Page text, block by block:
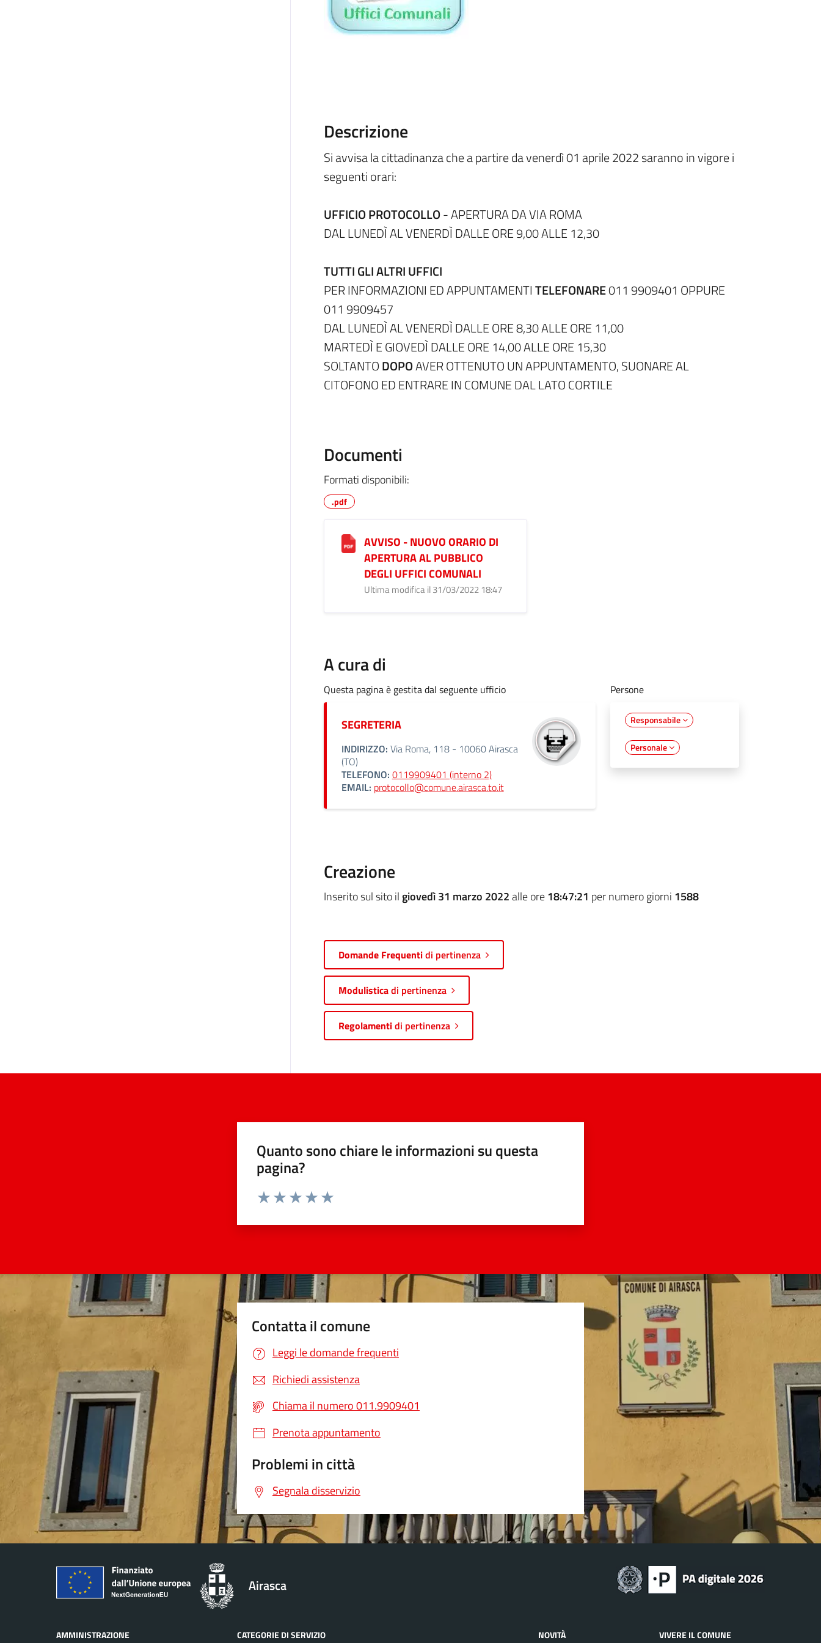
Descrizione
Si avvisa la cittadinanza che a partire da venerdì 01 aprile 2022 saranno in vigore i
seguenti orari:
UFFICIO PROTOCOLLO- APERTURA DA VIA ROMA
DAL LUNEDÌ AL VENERDÌ DALLE ORE 9,00 ALLE 12,30
TUTTI GLI ALTRI UFFICI
PER INFORMAZIONI ED APPUNTAMENTITELEFONARE011 9909401 OPPURE
011 9909457
DAL LUNEDÌ AL VENERDÌ DALLE ORE 8,30 ALLE ORE 11,00
MARTEDÌ E GIOVEDÌ DALLE ORE 14,00 ALLE ORE 15,30
SOLTANTODOPOAVER OTTENUTO UN APPUNTAMENTO, SUONARE AL
CITOFONO ED ENTRARE IN COMUNE DAL LATO CORTILE
Documenti
Formati disponibili:
.pdf
AVVISO - NUOVO ORARIO DI
APERTURA AL PUBBLICO
DEGLI UFFICI COMUNALI
Ultima modifica il 31/03/2022 18:47
A cura di
Questa pagina è gestita dal seguente ufficio
SEGRETERIA
INDIRIZZO: Via Roma, 118 - 10060 Airasca
(TO)
TELEFONO: 0119909401 (interno 2)
EMAIL: protocollo@comune.airasca.to.it
Persone
Responsabile
Personale
Creazione
Inserito sul sito il giovedì 31 marzo 2022alle ore18:47:21 per numero giorni 1588
Domande Frequentidi pertinenza
Modulisticadi pertinenza
Regolamentidi pertinenza
Quanto sono chiare le informazioni su questa
pagina?
Valuta da 1 a 5 stelle la pagina
Contatta il comune
Leggi le domande frequenti
Richiedi assistenza
Chiama il numero 011.9909401
Prenota appuntamento
Problemi in città
Segnala disservizio
Airasca
AMMINISTRAZIONE CATEGORIE DI SERVIZIO NOVITÀ VIVERE IL COMUNE